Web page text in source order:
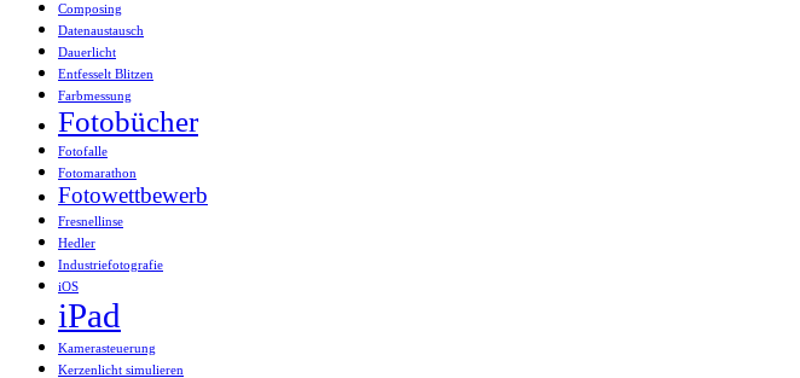
Composing
Datenaustausch
Dauerlicht
Entfesselt Blitzen
Farbmessung
Fotobücher
Fotofalle
Fotomarathon
Fotowettbewerb
Fresnellinse
Hedler
Industriefotografie
iOS
iPad
Kamerasteuerung
Kerzenlicht simulieren